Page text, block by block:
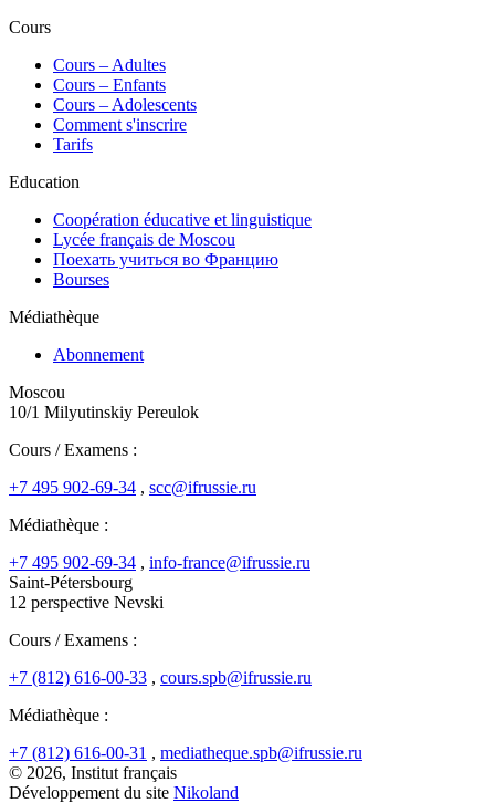
Cours
Сours – Adultes
Cours – Enfants
Cours – Adolescents
Comment s'inscrire
Tarifs
Education
Coopération éducative et linguistique
Lycée français de Moscou
Поехать учиться во Францию
Bourses
Médiathèque
Abonnement
Moscou
10/1 Milyutinskiy Pereulok
Cours / Examens :
+7 495 902-69-34 , scc@ifrussie.ru
Médiathèque :
+7 495 902-69-34 , info-france@ifrussie.ru
Saint-Pétersbourg
12 perspective Nevski
Cours / Examens :
+7 (812) 616-00-33 , cours.spb@ifrussie.ru
Médiathèque :
+7 (812) 616-00-31 , mediatheque.spb@ifrussie.ru
© 2026, Institut français
Développement du site Nikoland